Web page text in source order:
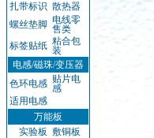
扎带标识 散热器
螺丝垫脚 电线零
售类
标签贴纸 粘合包
装
电感/磁珠/变压器
色环电感 贴片电
感
适用电感
万能板
实验板 敷铜板